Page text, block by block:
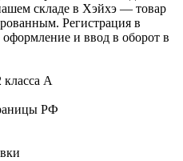
складе в Хэйхэ — товар
Регистрация в
и ввод в оборот в
А
РФ